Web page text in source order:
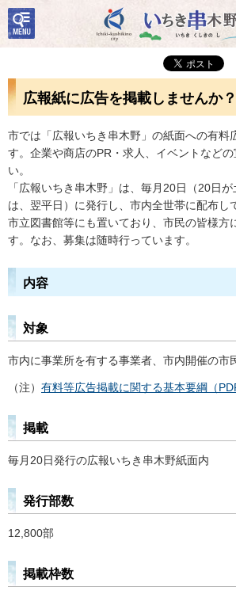
いちき串木野市
検
索・
共通
広報紙に広告を掲載しませんか？
市では「広報いちき串木野」の紙面への有料
す。企業や商店のPR・求人、イベントなど
い。
「広報いちき串木野」は、毎月20日（20日
は、翌平日）に発行し、市内全世帯に配布し
市立図書館等にも置いており、市民の皆様方
す。なお、募集は随時行っています。
内容
対象
市内に事業所を有する事業者、市内開催の市
（注） 有料等広告掲載に関する基本要綱（
掲載
毎月20日発行の広報いちき串木野紙面内
発行部数
12,800部
掲載枠数